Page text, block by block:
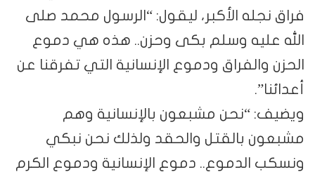
فراق نجله الأكبر، ليقول: “الرسول محمد صلى
الله عليه وسلم بكى وحزن.. هذه هي دموع
الحزن والفراق ودموع الإنسانية التي تفرقنا عن
أعدائنا”.
ويضيف: “نحن مشبعون بالإنسانية وهم
مشبعون بالقتل والحقد ولذلك نحن نبكي
ونسكب الدموع.. دموع الإنسانية ودموع الكرم